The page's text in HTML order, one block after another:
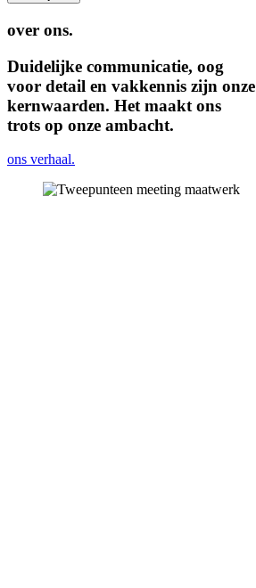
over ons.
Duidelijke communicatie, oog
voor detail en vakkennis zijn onze
kernwaarden. Het maakt ons
trots op onze ambacht.
ons verhaal.